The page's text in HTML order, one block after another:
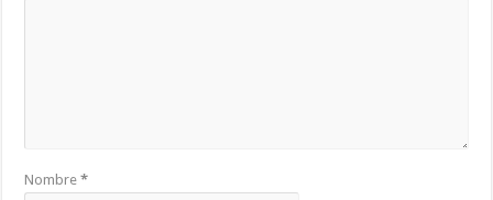
Nombre*